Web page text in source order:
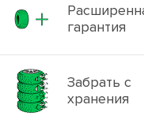
гарантия
Забрать с
хранения